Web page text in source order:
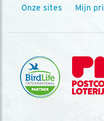
Onze sites Mijn